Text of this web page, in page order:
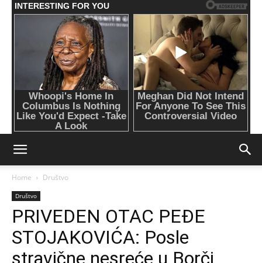
Home Društvo
Društvo
PRIVEDEN OTAC PEĐE
STOJAKOVIĆA: Posle
stravične nesreće u Borči